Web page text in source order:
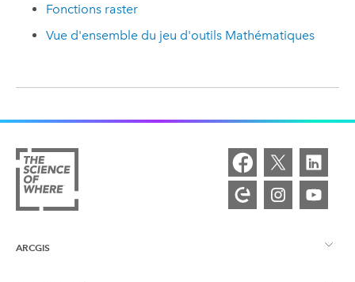
Fonctions raster
Vue d'ensemble du jeu d'outils Mathématiques
ARCGIS